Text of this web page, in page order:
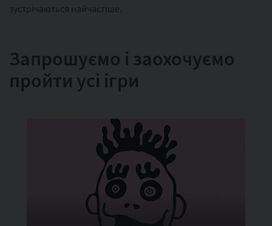
зустрічаються найчастіше.
Запрошуємо і заохочуємо
пройти усі ігри